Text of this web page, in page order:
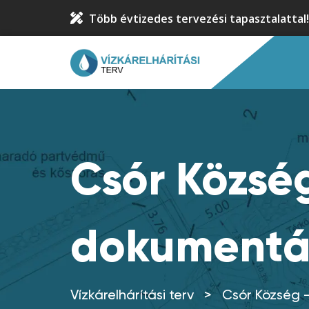
Több évtizedes tervezési tapasztalattal!
Csór
Vízkárelhárítási terv > Csór Község